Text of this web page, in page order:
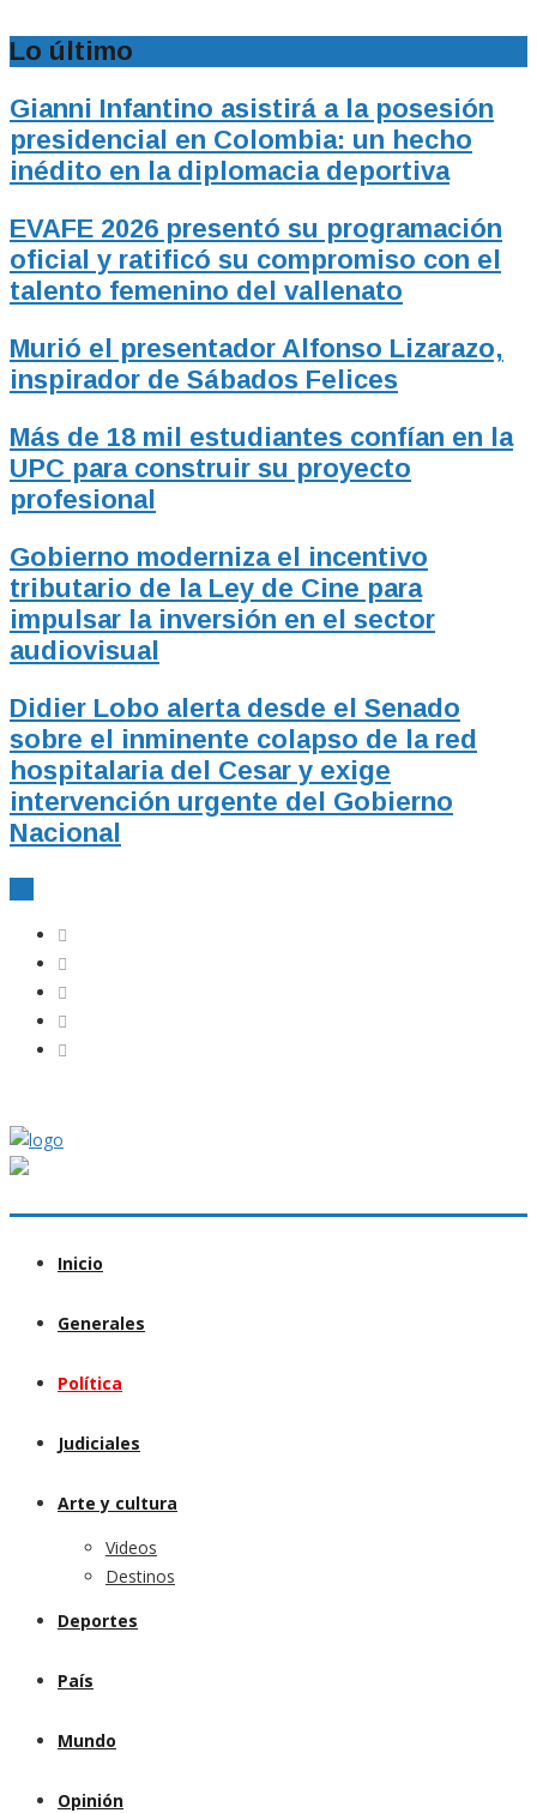
Lo último
Gianni Infantino asistirá a la posesión
presidencial en Colombia: un hecho
inédito en la diplomacia deportiva
EVAFE 2026 presentó su programación
oficial y ratificó su compromiso con el
talento femenino del vallenato
Murió el presentador Alfonso Lizarazo,
inspirador de Sábados Felices
Más de 18 mil estudiantes confían en la
UPC para construir su proyecto
profesional
Gobierno moderniza el incentivo
tributario de la Ley de Cine para
impulsar la inversión en el sector
audiovisual
Didier Lobo alerta desde el Senado
sobre el inminente colapso de la red
hospitalaria del Cesar y exige
intervención urgente del Gobierno
Nacional
Inicio
Generales
Política
Judiciales
Arte y cultura
Videos
Destinos
Deportes
País
Mundo
Opinión